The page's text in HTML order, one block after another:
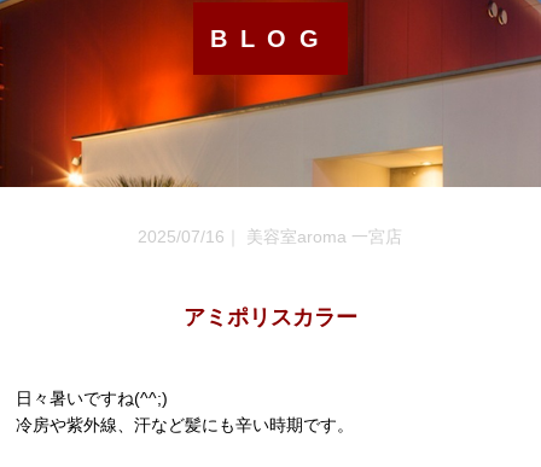
MENU
COUPON
BLOG
2025/07/16｜ 美容室aroma 一宮店
アミポリスカラー
日々暑いですね(^^;)
冷房や紫外線、汗など髪にも辛い時期です。